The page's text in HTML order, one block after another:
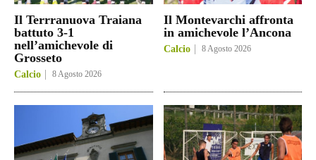
Il Terrranuova Traiana
battuto 3-1
nell’amichevole di
Grosseto
Calcio 8 Agosto 2026
Il Montevarchi affronta
in amichevole l’Ancona
Calcio 8 Agosto 2026